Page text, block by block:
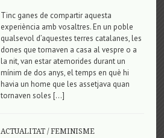
Tinc ganes de compartir aquesta
experiència amb vosaltres. En un poble
qualsevol d’aquestes terres catalanes, les
dones que tornaven a casa al vespre o a
la nit, van estar atemorides durant un
mínim de dos anys, el temps en què hi
havia un home que les assetjava quan
tornaven soles […]
ACTUALITAT/FEMINISME